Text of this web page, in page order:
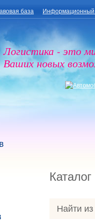
база Информационный
Логистика - это
Ваших новых
Найти из